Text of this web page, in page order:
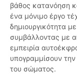
βάθος κατανόηση
ένα μόνιμο έργο
δημιουργικότητα
συμβάλλοντας με
εμπειρία
υπογραμμίσουν
του σώματος.